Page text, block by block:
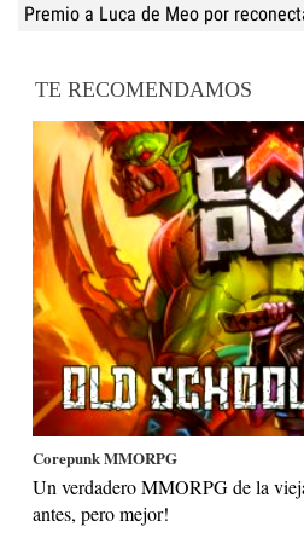
Premio a Luca de Meo por
TE RECOMENDAMOS
Corepunk MMORPG
Un verdadero MMORPG de la
antes, pero mejor!